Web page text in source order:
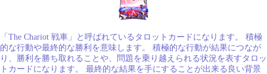
「The Chariot 戦車」と呼ばれているタロットカードになります。 積極
的な行動や最終的な勝利を意味します。 積極的な行動が結果につなが
り、勝利を勝ち取れることや、問題を乗り越えられる状況を表すタロッ
トカードになります。 最終的な結果を手にすることが出来る良い背景